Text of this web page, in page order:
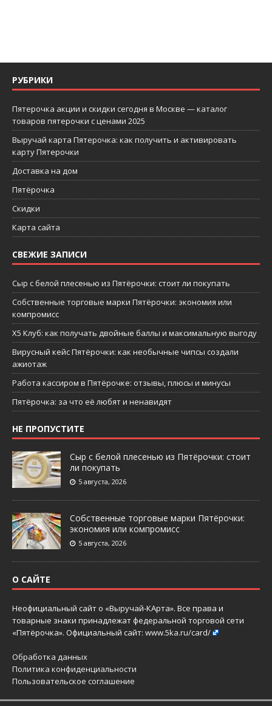
РУБРИКИ
Пятерочка акции и скидки сегодня в Москве — каталог
товаров пятерочки с ценами 2025
Выручай карта Пятерочка: как получить и активировать
карту Пятерочки
Доставка на дом
Пятёрочка
Скидки
Карта сайта
СВЕЖИЕ ЗАПИСИ
Сыр с белой плесенью из Пятёрочки: стоит ли покупать
Собственные торговые марки Пятёрочки: экономия или
компромисс
X5 Клуб: как получать двойные баллы и максимальную выгоду
Вирусный кейс Пятёрочки: как необычные чипсы создали
ажиотаж
Работа кассиром в Пятёрочке: отзывы, плюсы и минусы
Пятёрочка: за что её любят и ненавидят
НЕ ПРОПУСТИТЕ
Сыр с белой плесенью из Пятёрочки: стоит
ли покупать
5 августа, 2026
Собственные торговые марки Пятёрочки:
экономия или компромисс
5 августа, 2026
О САЙТЕ
Неофициальный сайт о «Выручай-КАрта». Все права и
товарные знаки принадлежат федеральной торговой сети
«Пятёрочка». Официальный сайт: www.5ka.ru/card/
Обработка данных
Политика конфиденциальности
Пользовательское соглашение